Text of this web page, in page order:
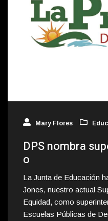
Mary Flores
DPS nombra
o
La Junta de Educación
Jones, nuestro actual
Equidad, como
Escuelas Públicas de